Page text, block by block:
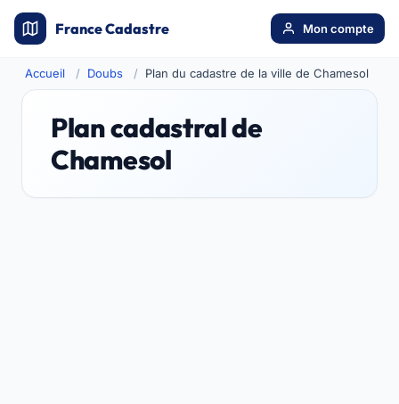
France Cadastre Mon compte
Accueil Doubs Plan du cadastre de la ville de Chamesol
Plan cadastral de
Chamesol